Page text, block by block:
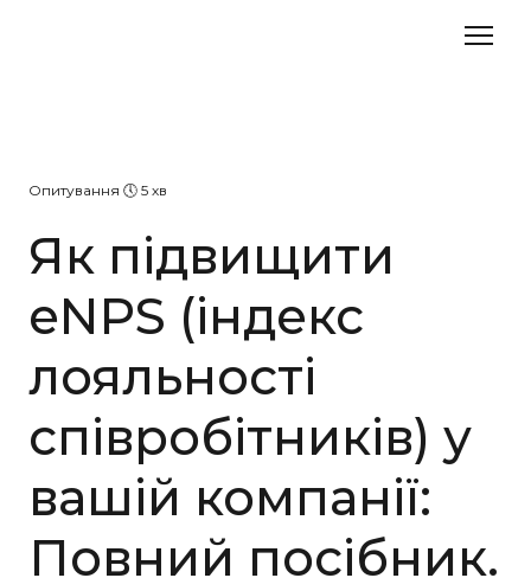
Опитування 🕔 5 хв
Як підвищити
eNPS (індекс
лояльності
співробітників) у
вашій компанії:
Повний посібник.